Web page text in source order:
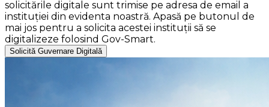
solicitările digitale sunt trimise pe adresa de email a
instituției din evidenta noastră. Apasă pe butonul de
mai jos pentru a solicita acestei instituții să se
digitalizeze folosind Gov-Smart.
Solicită Guvernare Digitală